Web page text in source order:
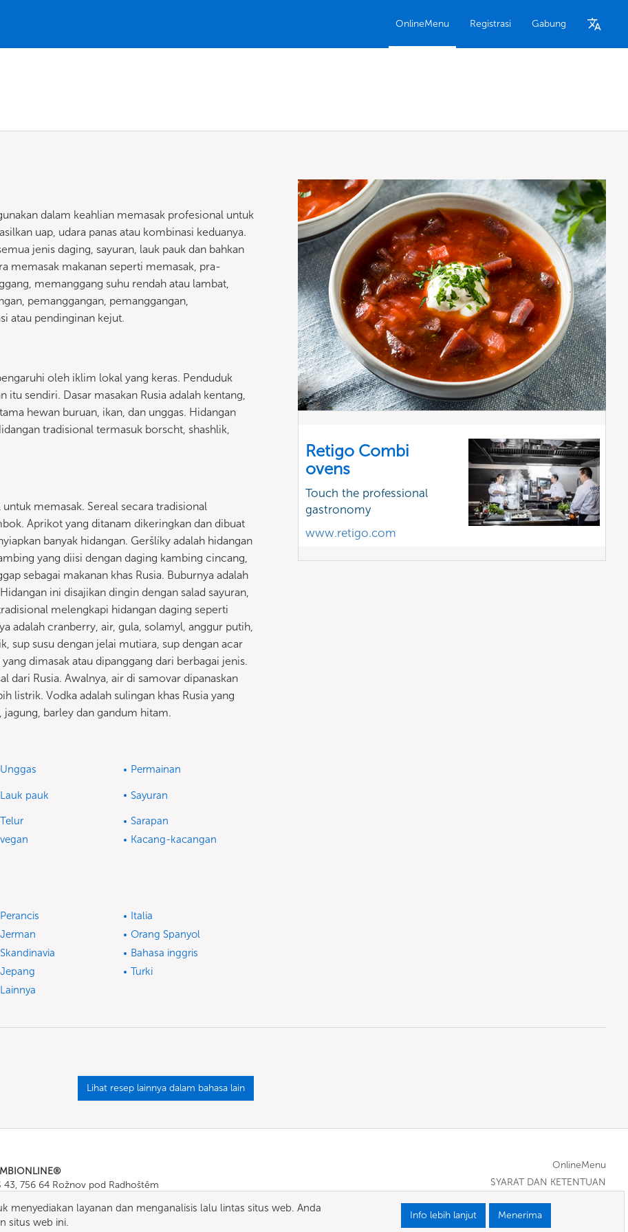
OnlineMenu Registrasi Gabung
dalam keahlian memasak profesional untuk
uap, udara panas atau kombinasi keduanya.
jenis daging, sayuran, lauk pauk dan bahkan
memasak makanan seperti memasak, pra-
memanggang suhu rendah atau lambat,
pemanggangan, pemanggangan,
atau pendinginan kejut.
oleh iklim lokal yang keras. Penduduk
sendiri. Dasar masakan Rusia adalah kentang,
hewan buruan, ikan, dan unggas. Hidangan
tradisional termasuk borscht, shashlik,
memasak. Sereal secara tradisional
Aprikot yang ditanam dikeringkan dan dibuat
banyak hidangan. Geršlíky adalah hidangan
yang diisi dengan daging kambing cincang,
sebagai makanan khas Rusia. Buburnya adalah
ini disajikan dingin dengan salad sayuran,
melengkapi hidangan daging seperti
adalah cranberry, air, gula, solamyl, anggur putih,
sup susu dengan jelai mutiara, sup dengan acar
dimasak atau dipanggang dari berbagai jenis.
dari Rusia. Awalnya, air di samovar dipanaskan
listrik. Vodka adalah sulingan khas Rusia yang
barley dan gandum hitam.
Retigo Combi
ovens
Touch the professional
gastronomy
www.retigo.com
Unggas
Permainan
Lauk pauk Sayuran
Telur
Sarapan
vegan
Kacang-kacangan
Perancis
Italia
Jerman
Orang Spanyol
Skandinavia
Bahasa inggris
Jepang
Turki
Lainnya
Lihat resep lainnya dalam bahasa lain
43, 756 64 Rožnov pod Radhoštěm
OnlineMenu
SYARAT DAN KETENTUAN
menyediakan layanan dan menganalisis lalu lintas situs web. Anda
situs web ini.
Info lebih lanjut Menerima